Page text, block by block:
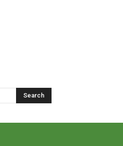
Search